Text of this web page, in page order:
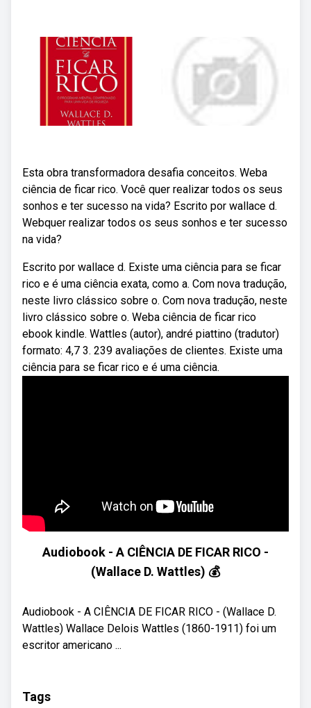
Esta obra transformadora desafia conceitos. Weba
ciência de ficar rico. Você quer realizar todos os seus
sonhos e ter sucesso na vida? Escrito por wallace d.
Webquer realizar todos os seus sonhos e ter sucesso
na vida?
Escrito por wallace d. Existe uma ciência para se ficar
rico e é uma ciência exata, como a. Com nova tradução,
neste livro clássico sobre o. Com nova tradução, neste
livro clássico sobre o. Weba ciência de ficar rico
ebook kindle. Wattles (autor), andré piattino (tradutor)
formato: 4,7 3. 239 avaliações de clientes. Existe uma
ciência para se ficar rico e é uma ciência.
Audiobook - A CIÊNCIA DE FICAR RICO -
(Wallace D. Wattles) 💰
Audiobook - A CIÊNCIA DE FICAR RICO - (Wallace D.
Wattles) Wallace Delois Wattles (1860-1911) foi um
escritor americano ...
Tags